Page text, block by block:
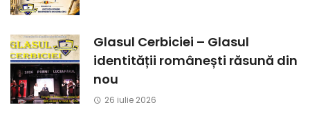
Glasul Cerbiciei – Glasul
identității românești răsună din
nou
26 iulie 2026